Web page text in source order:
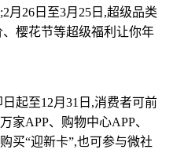
月26日至3月25日,超级品类
樱花节等超级福利让你年
起至12月31日,消费者可前
家APP、购物中心APP、
买“迎新卡”,也可参与微社